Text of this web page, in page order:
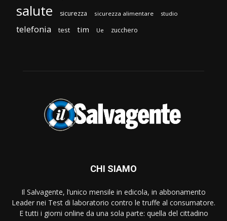
salute sicurezza sicurezza alimentare studio
telefonia test tim Ue zucchero
CHI SIAMO
Il Salvagente, l’unico mensile in edicola, in abbonamento
Leader nei Test di laboratorio contro le truffe al consumatore.
E tutti i giorni online da una sola parte: quella del cittadino